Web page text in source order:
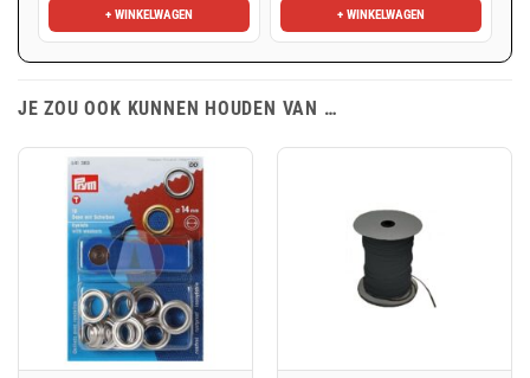
+ WINKELWAGEN + WINKELWAGEN
JE ZOU OOK KUNNEN HOUDEN VAN …